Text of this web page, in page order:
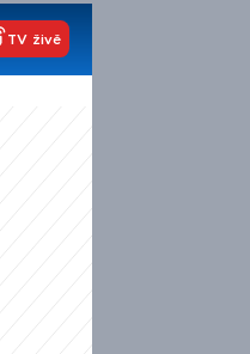
TV živě